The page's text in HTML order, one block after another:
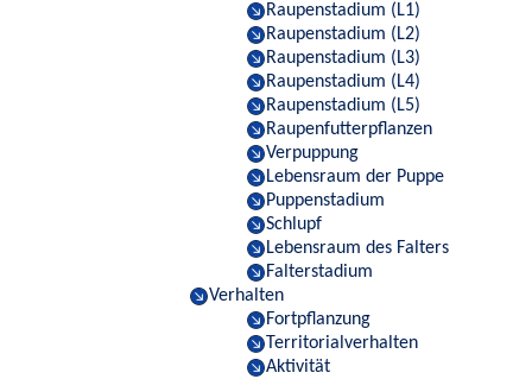
Raupenstadium (L1)
Raupenstadium (L2)
Raupenstadium (L3)
Raupenstadium (L4)
Raupenstadium (L5)
Raupenfutterpflanzen
Verpuppung
Lebensraum der Puppe
Puppenstadium
Schlupf
Lebensraum des Falters
Falterstadium
Verhalten
Fortpflanzung
Territorialverhalten
Aktivität